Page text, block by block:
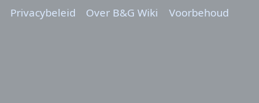
Privacybeleid Over B&G Wiki Voorbehoud